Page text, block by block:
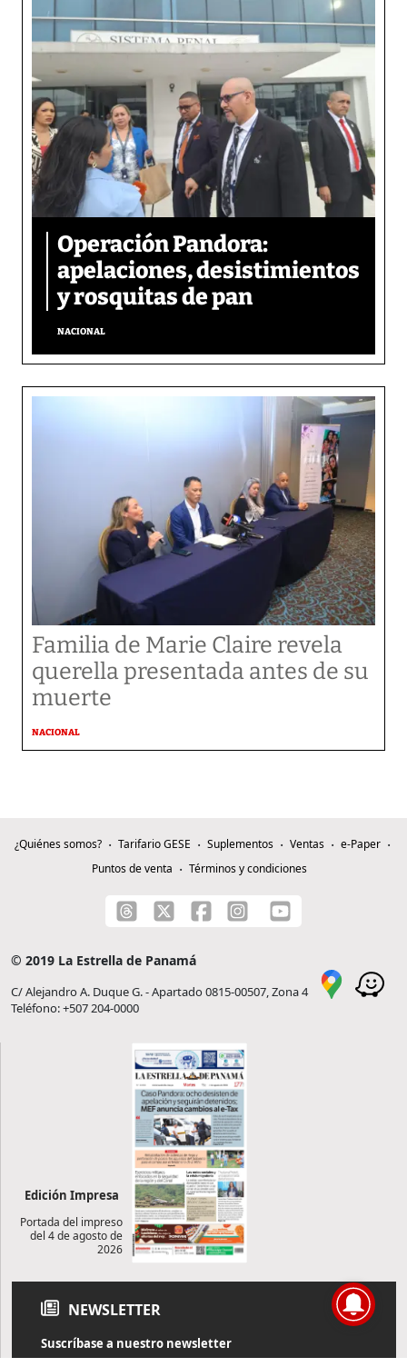
Operación Pandora:
apelaciones, desistimientos
y rosquitas de pan
NACIONAL
Familia de Marie Claire revela
querella presentada antes de su
muerte
NACIONAL
¿Quiénes somos? Tarifario GESE Suplementos Ventas
e-Paper
Puntos de venta
Términos y condiciones
© 2019 La Estrella de Panamá
C/ Alejandro A. Duque G. - Apartado 0815-00507, Zona 4
Teléfono: +507 204-0000
Edición Impresa
Portada del impreso
del 4 de agosto de
2026
NEWSLETTER
Suscríbase a nuestro newsletter
Reciba diariamente información de actualidad directamente en